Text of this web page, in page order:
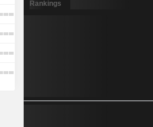
Rankings